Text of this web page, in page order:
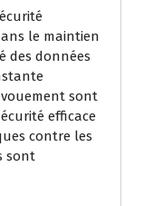
le maintien
des données
sont
efficace
contre les
sont